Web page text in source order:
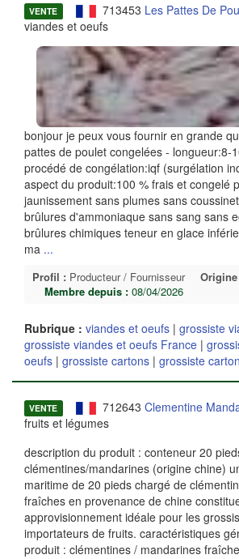
VENTE 713453 Les Pattes De
viandes et oeufs
bonjour je peux vous fournir en grande
pattes de poulet congelées - longueur:8-
procédé de congélation:iqf (surgélation
aspect du produit:100 % frais et congelé
jaunissement sans plumes sans
brûlures d'ammoniaque sans sang sans
brûlures chimiques teneur en glace
ma ...
Profil : Producteur / Fournisseur
Membre depuis : 08/04/2026
Rubrique : viandes et oeufs | grossiste
grossiste viandes et oeufs France |
oeufs | grossiste cartons | grossiste
VENTE 712643 Clementine
fruits et légumes
description du produit : conteneur 20
clémentines/mandarines (origine chine)
maritime de 20 pieds chargé de
fraîches en provenance de chine
approvisionnement idéale pour les
importateurs de fruits. caractéristiques
produit : clémentines / mandarines